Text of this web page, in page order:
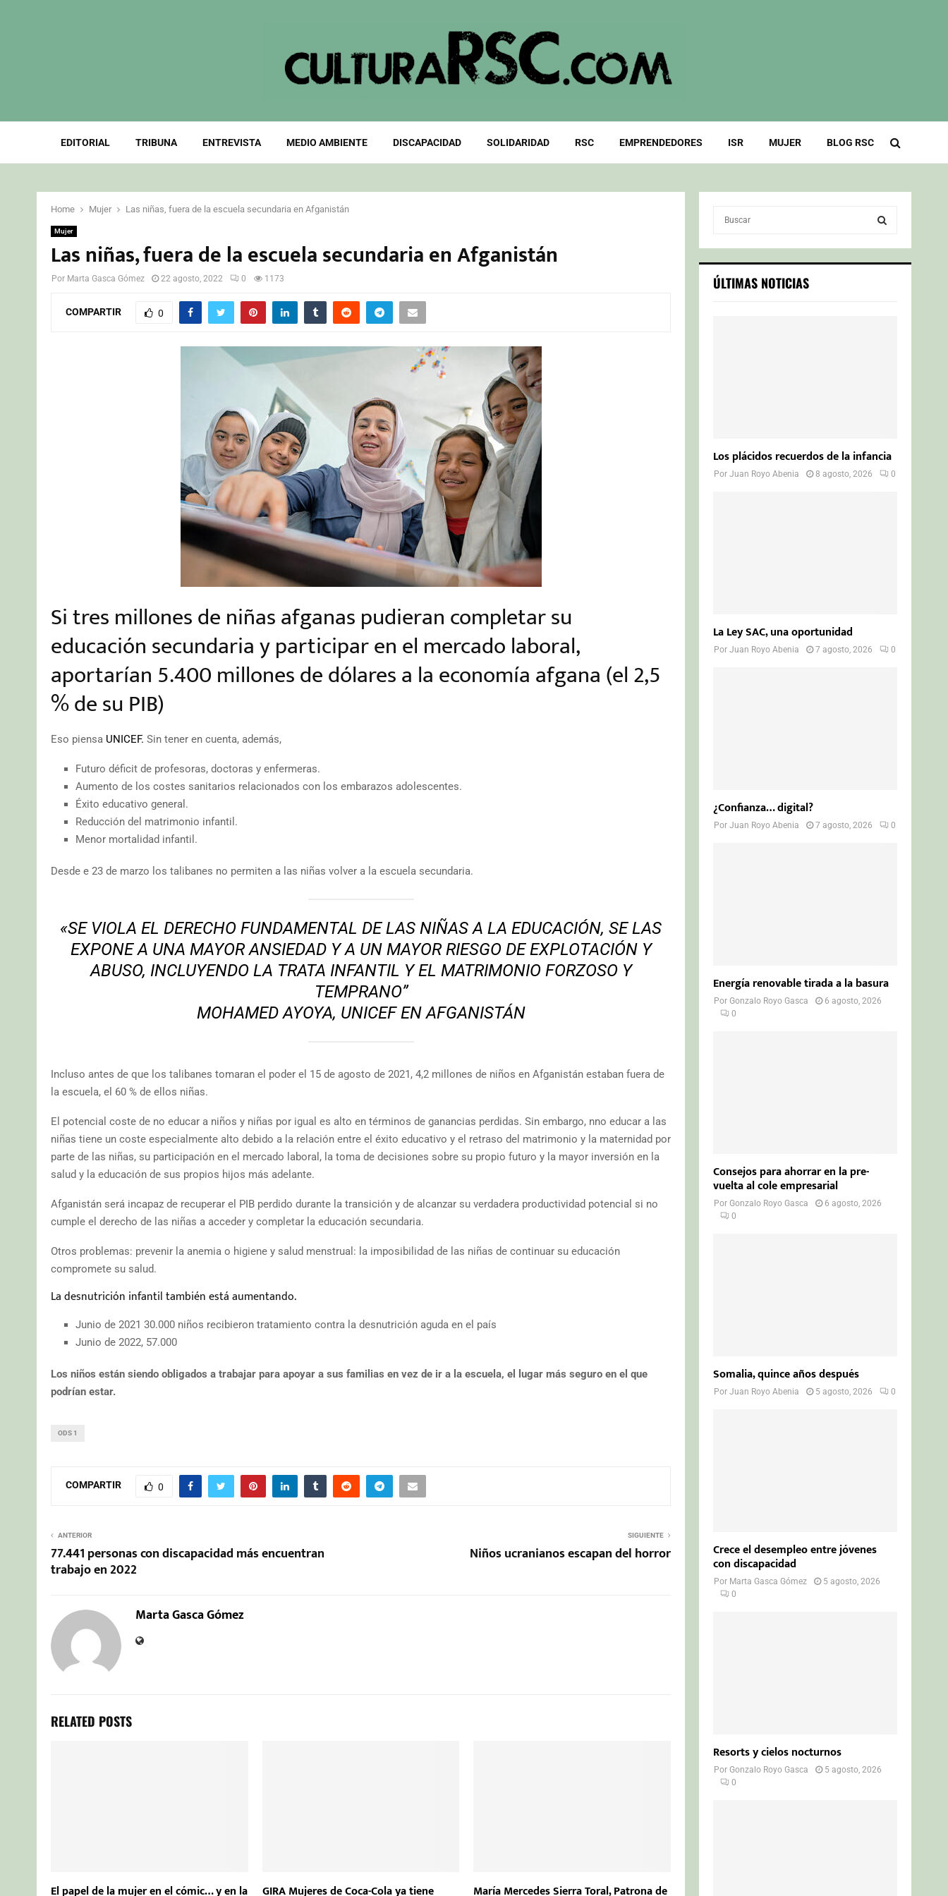
EDITORIAL TRIBUNA ENTREVISTA MEDIO AMBIENTE DISCAPACIDAD SOLIDARIDAD RSC EMPRENDEDORES ISR MUJER BLOG RSC
Home Mujer Las niñas, fuera de la escuela secundaria en Afganistán
Mujer
Las niñas, fuera de la escuela secundaria en Afganistán
Por Marta Gasca Gómez 22 agosto, 2022 0 1173
COMPARTIR 0
Si tres millones de niñas afganas pudieran completar su
educación secundaria y participar en el mercado laboral,
aportarían 5.400 millones de dólares a la economía afgana (el 2,5
% de su PIB)
Eso piensa UNICEF. Sin tener en cuenta, además,
Futuro déficit de profesoras, doctoras y enfermeras.
Aumento de los costes sanitarios relacionados con los embarazos adolescentes.
Éxito educativo general.
Reducción del matrimonio infantil.
Menor mortalidad infantil.
Desde e 23 de marzo los talibanes no permiten a las niñas volver a la escuela secundaria.
«SE VIOLA EL DERECHO FUNDAMENTAL DE LAS NIÑAS A LA EDUCACIÓN, SE LAS
EXPONE A UNA MAYOR ANSIEDAD Y A UN MAYOR RIESGO DE EXPLOTACIÓN Y
ABUSO, INCLUYENDO LA TRATA INFANTIL Y EL MATRIMONIO FORZOSO Y
TEMPRANO”
MOHAMED AYOYA, UNICEF EN AFGANISTÁN
Incluso antes de que los talibanes tomaran el poder el 15 de agosto de 2021, 4,2 millones de niños en Afganistán estaban fuera de
la escuela, el 60 % de ellos niñas.
El potencial coste de no educar a niños y niñas por igual es alto en términos de ganancias perdidas. Sin embargo, nno educar a las
niñas tiene un coste especialmente alto debido a la relación entre el éxito educativo y el retraso del matrimonio y la maternidad por
parte de las niñas, su participación en el mercado laboral, la toma de decisiones sobre su propio futuro y la mayor inversión en la
salud y la educación de sus propios hijos más adelante.
Afganistán será incapaz de recuperar el PIB perdido durante la transición y de alcanzar su verdadera productividad potencial si no
cumple el derecho de las niñas a acceder y completar la educación secundaria.
Otros problemas: prevenir la anemia o higiene y salud menstrual: la imposibilidad de las niñas de continuar su educación
compromete su salud.
La desnutrición infantil también está aumentando.
Junio de 2021 30.000 niños recibieron tratamiento contra la desnutrición aguda en el país
Junio de 2022, 57.000
Los niños están siendo obligados a trabajar para apoyar a sus familias en vez de ir a la escuela, el lugar más seguro en el que
podrían estar.
ODS 1
COMPARTIR 0
ANTERIOR
77.441 personas con discapacidad más encuentran
trabajo en 2022
SIGUIENTE
Niños ucranianos escapan del horror
Marta Gasca Gómez
RELATED POSTS
El papel de la mujer en el cómic… y en la GIRA Mujeres de Coca-Cola ya tiene María Mercedes Sierra Toral, Patrona de
c
h
S
ÚLTIMAS NOTICIAS
Los plácidos recuerdos de la infancia
PorJuan Royo Abenia 8 agosto, 2026 0
La Ley SAC, una oportunidad
PorJuan Royo Abenia 7 agosto, 2026 0
¿Confianza… digital?
PorJuan Royo Abenia 7 agosto, 2026 0
Energía renovable tirada a la basura
PorGonzalo Royo Gasca
6 agosto, 2026
0
Consejos para ahorrar en la pre-
vuelta al cole empresarial
PorGonzalo Royo Gasca
6 agosto, 2026
0
Somalia, quince años después
PorJuan Royo Abenia 5 agosto, 2026 0
Crece el desempleo entre jóvenes
con discapacidad
Por Marta Gasca Gómez
5 agosto, 2026
0
Resorts y cielos nocturnos
PorGonzalo Royo Gasca
5 agosto, 2026
0